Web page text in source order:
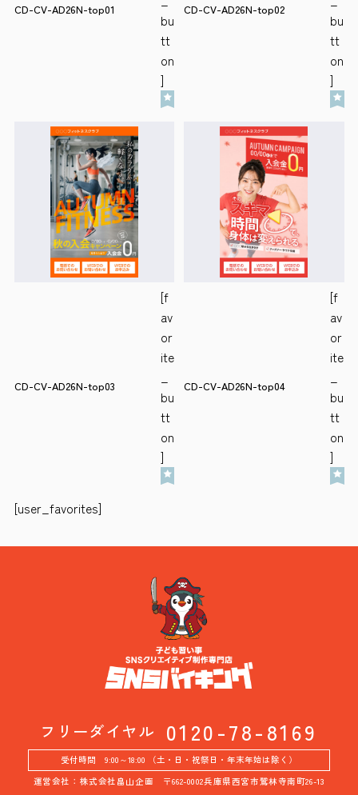
CD-CV-AD26N-top01
bu
tt
on
]
CD-CV-AD26N-top02
bu
tt
on
]
CD-CV-AD26N-top03
[f
av
or
ite
bu
tt
on
]
CD-CV-AD26N-top04
[f
av
or
ite
bu
tt
on
]
[user_favorites]
フリーダイヤル 0120-78-8169
受付時間 9:00～18:00 （土・日・祝祭日・年末年始は除く）
運営会社：株式会社畠山企画 〒662-0002兵庫県西宮市鷲林寺南町26-13